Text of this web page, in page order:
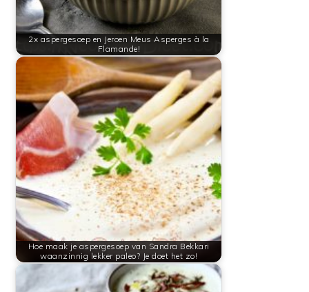
2x aspergesoep en Jeroen Meus Asperges à la
Flamande!
Hoe maak je aspergesoep van Sandra Bekkari
waanzinnig lekker paleo? Je doet het zo!